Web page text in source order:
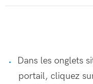
Dans les onglets
portail, cliquez